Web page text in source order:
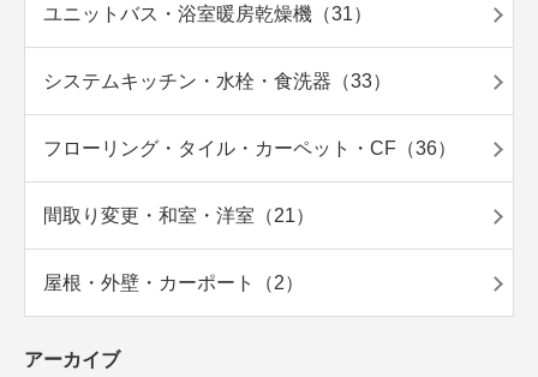
ユニットバス・浴室暖房乾燥機（31）
システムキッチン・水栓・食洗器（33）
フローリング・タイル・カーペット・CF（36）
間取り変更・和室・洋室（21）
屋根・外壁・カーポート（2）
アーカイブ